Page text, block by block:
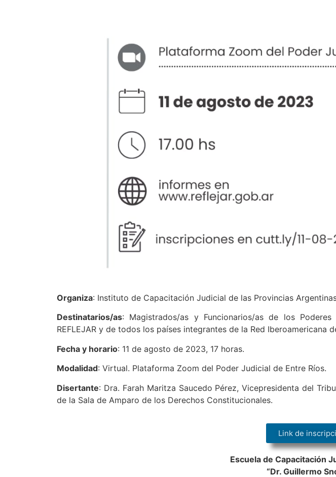
Organiza: Instituto de Capacitación Judicial de las Provincias
Destinatarios/as: Magistrados/as y Funcionarios/as de los
REFLEJAR y de todos los países integrantes de la Red Iberoamericana
Fecha y horario: 11 de agosto de 2023, 17 horas.
Modalidad: Virtual. Plataforma Zoom del Poder Judicial de Entre Ríos.
Disertante: Dra. Farah Maritza Saucedo Pérez, Vicepresidenta del
de la Sala de Amparo de los Derechos Constitucionales.
Link de
Escuela de Capacitación
“Dr. Guillermo